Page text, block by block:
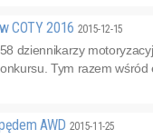
COTY 2016 2015-12-15
dziennikarzy
Tym razem wśród
AWD 2015-11-25